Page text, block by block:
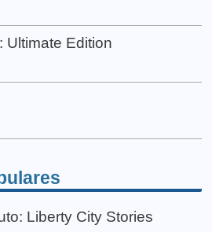
Ultimate Edition
Liberty City Stories